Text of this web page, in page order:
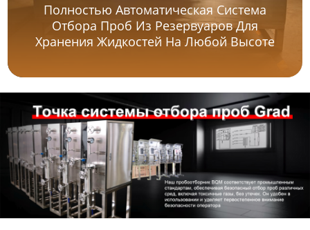
Полностью Автоматическая Система
Отбора Проб Из Резервуаров Для
Хранения Жидкостей На Любой Высоте